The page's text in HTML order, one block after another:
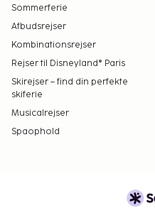
Sommerferie
Afbudsrejser
Kombinationsrejser
Rejser til Disneyland® Paris
Skirejser – find din perfekte
skiferie
Musicalrejser
Spaophold